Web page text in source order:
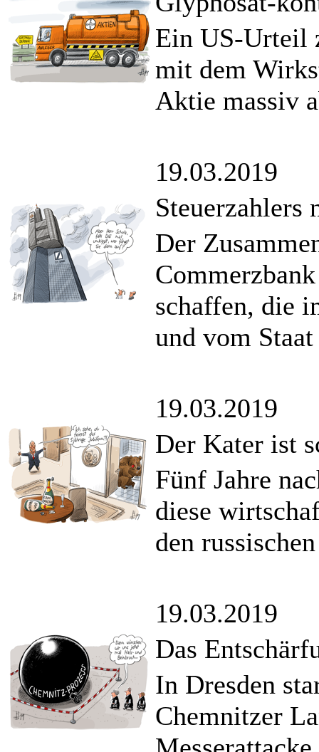
Ein US-Urteil
mit dem
Aktie massiv
19.03.2019
Steuerzahlers
Der
schaffen, die
und vom
19.03.2019
Der Kater ist
Fünf Jahre
diese
den
19.03.2019
Das
In Dresden
Chemnitzer